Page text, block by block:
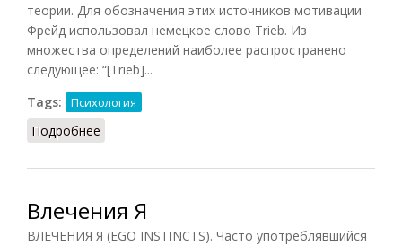
теории. Для обозначения этих источников мотивации
Фрейд использовал немецкое слово Trieb. Из
множества определений наиболее распространено
следующее: “[Trieb]...
Tags:
Психология
Подробнее
Влечения Я
ВЛЕЧЕНИЯ Я (EGO INSTINCTS). Часто употреблявшийся